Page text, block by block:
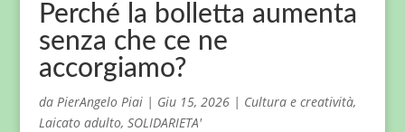
Perché la bolletta aumenta
senza che ce ne
accorgiamo?
da PierAngelo Piai| Giu 15, 2026| Cultura e creatività,
Laicato adulto, SOLIDARIETA'